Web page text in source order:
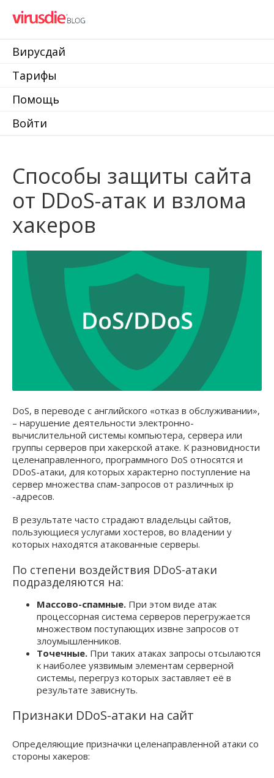
Вирусдай
Тарифы
Помощь
Войти
Способы защиты сайта
от DDoS-атак и взлома
хакеров
DoS, в переводе с английского «отказ в обслуживании»,
– нарушение деятельности электронно-
вычислительной системы компьютера, сервера или
группы серверов при хакерской атаке. К разновидности
целенаправленного, программного DoS относятся и
DDoS-атаки, для которых характерно поступление на
сервер множества спам-запросов от различных ip
-адресов.
В результате часто страдают владельцы сайтов,
пользующиеся услугами хостеров, во владении у
которых находятся атакованные серверы.
По степени воздействия DDoS-атаки
подразделяются на:
Массово-спамные. При этом виде атак
процессорная система серверов перегружается
множеством поступающих извне запросов от
злоумышленников.
Точечные. При таких атаках запросы отсылаются
к наиболее уязвимым элементам серверной
системы, перегруз которых заставляет её в
результате зависнуть.
Признаки DDoS-атаки на сайт
Определяющие призначки целенаправленной атаки со
стороны хакеров: